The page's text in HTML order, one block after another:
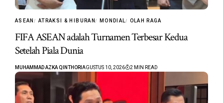
ASEAN ATRAKSI & HIBURAN MONDIAL OLAH RAGA
FIFA ASEAN adalah Turnamen Terbesar Kedua
Setelah Piala Dunia
MUHAMMAD AZKA QINTHORI AGUSTUS 10, 2026 2 MIN READ